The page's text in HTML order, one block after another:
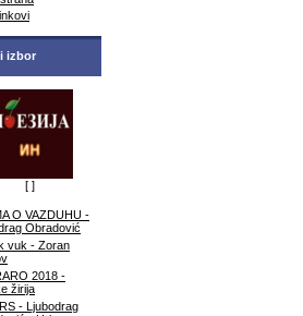
izbor
[ ]
O VAZDUHU -
Obradović
vuk - Zoran
2018 -
žirija
- Ljubodrag